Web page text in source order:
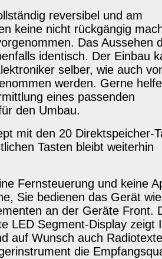
reversibel und am
keine nicht rückgängig
Das Aussehen
identisch. Der Einbau
selber, wie auch
werden. Gerne
eines passenden
den Umbau.
mit den 20 Direktspeicher-
Tasten bleibt weiterhin
Fernsteuerung und keine
Sie bedienen das Gerät
an der Geräte Front.
LED Segment-Display zeigt
auf Wunsch auch
die